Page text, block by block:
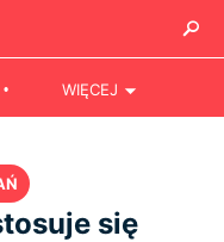
WIĘCEJ
się